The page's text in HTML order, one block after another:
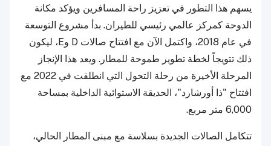
يسهم هذا التطور في تعزيز راحة المسافرين ويؤكد مكانة
الدوحة كمركز عالمي رئيسي للطيران. بدأ مشروع التوسعة
في عام 2018، واكتمل الآن مع افتتاح صالات D وE، ليكون
ذلك تتويجاً لخطة تطوير طموحة للمطار. ويعد هذا الإنجاز
المرحلة الأخيرة من رحلة التحول التي انطلقت في 2022 مع
افتتاح "ذا أورشارد"، الحديقة الاستوائية الداخلية بمساحة
6,000 متر مربع.
تتكامل الصالات الجديدة بسلاسة مع مبنى المطار الحالي،